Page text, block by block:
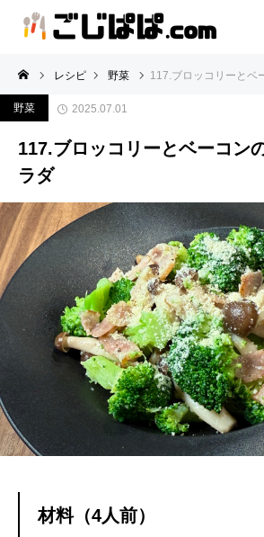
レシピ 野菜 117.ブロッコリーとベー
野菜 2025.07.01
117.ブロッコリーとベーコン
ラダ
材料（4人前）